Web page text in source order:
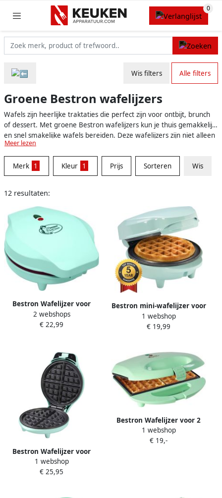
Wis filters Alle filters
Groene Bestron wafelijzers
Wafels zijn heerlijke traktaties die perfect zijn voor ontbijt, brunch
of dessert. Met groene Bestron wafelijzers kun je thuis gemakkelijk
en snel smakelijke wafels bereiden. Deze wafelijzers zijn niet alleen
praktisch, maar voegen ook een vleugje kleur en stijl toe aan je
keuken met hun opvallende groene ontwerp. Of je nu beginner
bent in de keuken of een ervaren chef-kok, groene Bestron
wafelijzers zijn een geweldige aanvulling op je
Meer lezen
Merk 1 Kleur 1 Prijs Sorteren Wis
12 resultaten:
Bestron Wafelijzer voor
klassieke hartwafels
Wafelmaker voor wafels in
antiaanbaklaag retro-
design 700 Watt mint
2 webshops
€ 22,99
Bestron mini-wafelijzer voor
klassieke wafels wafelijzer
met antiaanbaklaag voor
550 Watt mint
1 webshop
€ 19,99
Bestron Wafelijzer voor
Brusselse wafels
Wafelmaker voor één XL
1 webshop
€ 25,95
Bestron Wafelijzer voor 2
Brusselse wafels
Wafelmaker met
1 webshop
€ 19,-